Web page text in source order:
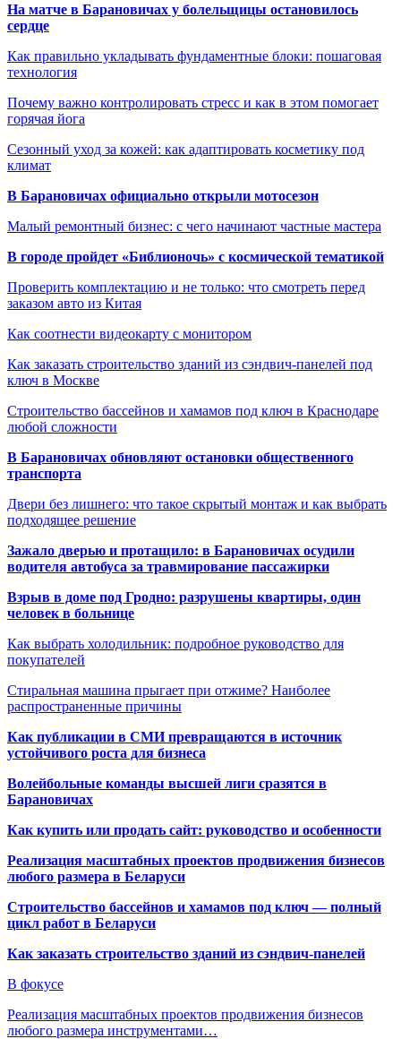
На матче в Барановичах у болельщицы остановилось
сердце
Как правильно укладывать фундаментные блоки: пошаговая
технология
Почему важно контролировать стресс и как в этом помогает
горячая йога
Сезонный уход за кожей: как адаптировать косметику под
климат
В Барановичах официально открыли мотосезон
Малый ремонтный бизнес: с чего начинают частные мастера
В городе пройдет «Библионочь» с космической тематикой
Проверить комплектацию и не только: что смотреть перед
заказом авто из Китая
Как соотнести видеокарту с монитором
Как заказать строительство зданий из сэндвич-панелей под
ключ в Москве
Строительство бассейнов и хамамов под ключ в Краснодаре
любой сложности
В Барановичах обновляют остановки общественного
транспорта
Двери без лишнего: что такое скрытый монтаж и как выбрать
подходящее решение
Зажало дверью и протащило: в Барановичах осудили
водителя автобуса за травмирование пассажирки
Взрыв в доме под Гродно: разрушены квартиры, один
человек в больнице
Как выбрать холодильник: подробное руководство для
покупателей
Стиральная машина прыгает при отжиме? Наиболее
распространенные причины
Как публикации в СМИ превращаются в источник
устойчивого роста для бизнеса
Волейбольные команды высшей лиги сразятся в
Барановичах
Как купить или продать сайт: руководство и особенности
Реализация масштабных проектов продвижения бизнесов
любого размера в Беларуси
Строительство бассейнов и хамамов под ключ — полный
цикл работ в Беларуси
Как заказать строительство зданий из сэндвич-панелей
В фокусе
Реализация масштабных проектов продвижения бизнесов
любого размера инструментами…